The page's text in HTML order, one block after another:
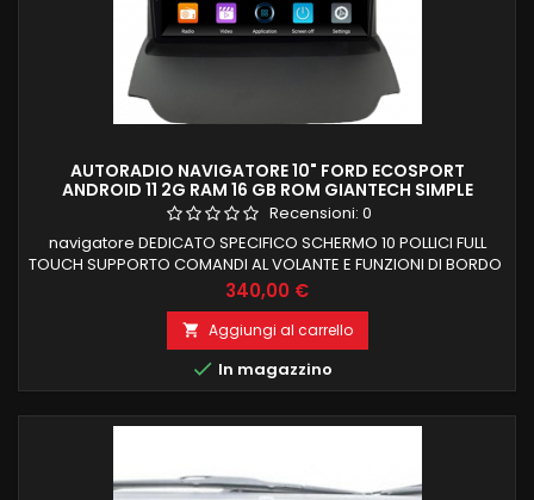
AUTORADIO NAVIGATORE 10" FORD ECOSPORT
ANDROID 11 2G RAM 16 GB ROM GIANTECH SIMPLE
Recensioni: 0
navigatore DEDICATO SPECIFICO SCHERMO 10 POLLICI FULL
TOUCH SUPPORTO COMANDI AL VOLANTE E FUNZIONI DI BORDO
FORD ECOSPORT 2 GB RAM 16 GB ROM ANDROID 11 FUNZIONE
MIRRORLINK COMPATIBILE MODULO DAB+WIFI
INTEGRATO BLUETOOTH INTEGRATO ingresso camera e aux
Prezzo
340,00 €
 Aggiungi al carrello
 In magazzino